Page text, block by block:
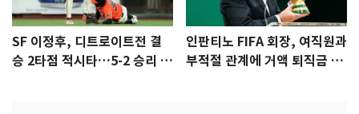
SF 이정후, 디트로이트전 결
승 2타점 적시타…5-2 승리 견
인판티노 FIFA 회장, 여직원과
부적절 관계에 거액 퇴직금 지